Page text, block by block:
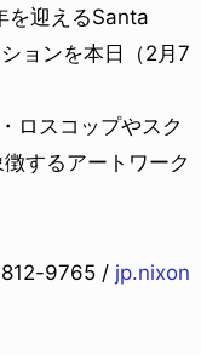
を迎えるSanta
ョンを本日（2月7
ロスコップやスク
するアートワーク
9765 / jp.nixon